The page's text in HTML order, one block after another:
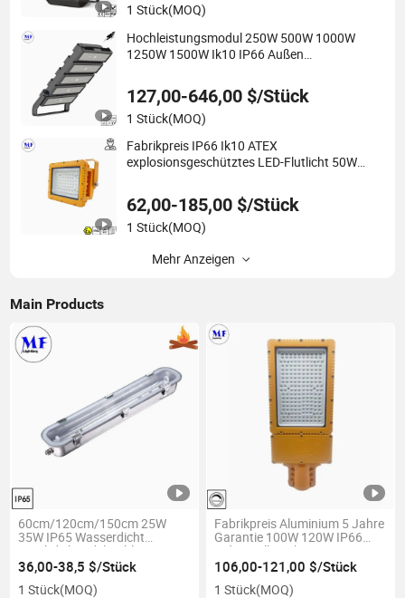
1 Stück(MOQ)
Hochleistungsmodul 250W 500W 1000W
1250W 1500W Ik10 IP66 Außen
Stadionlicht für Fußballplatz
127,00-646,00 $/Stück
1 Stück(MOQ)
Fabrikpreis IP66 Ik10 ATEX
explosionsgeschütztes LED-Flutlicht 50W
Flutlicht LED professionelle Beleuchtung für
Marine Offshore Yard
62,00-185,00 $/Stück
1 Stück(MOQ)
Mehr Anzeigen
Main Products
60cm/120cm/150cm 25W
35W IP65 Wasserdicht
Staubdicht Edelstahl
Explosionsgeschütztes
Leuchten LED Tri-Proof Licht
für Werkstatt Lager
36,00-38,5 $/Stück
1 Stück(MOQ)
Fabrikpreis Aluminium 5 Jahre
Garantie 100W 120W IP66
Industrielle sichere LED-
Straßenleuchte ATEX LED-
Licht wasserdicht LED-
Explosionsschutzlicht
106,00-121,00 $/Stück
1 Stück(MOQ)